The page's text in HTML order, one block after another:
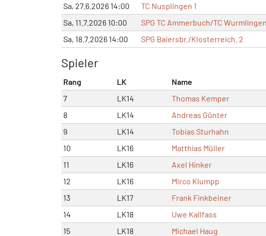
Sa, 27.6.2026 14:00
TC Nusplingen 1
Sa, 11.7.2026 10:00
SPG TC Ammerbuch/TC Wurmlingen
Sa, 18.7.2026 14:00
SPG Baiersbr./Klosterreich. 2
Spieler
Rang LK Name
7
LK14 Thomas Kemper
8
LK14 Andreas Günter
9
LK14 Tobias Sturhahn
10
LK16 Matthias Müller
11
LK16 Axel Hinker
12
LK16 Mirco Klumpp
13
LK17 Frank Finkbeiner
14
LK18 Uwe Kallfass
15
LK18 Michael Haug